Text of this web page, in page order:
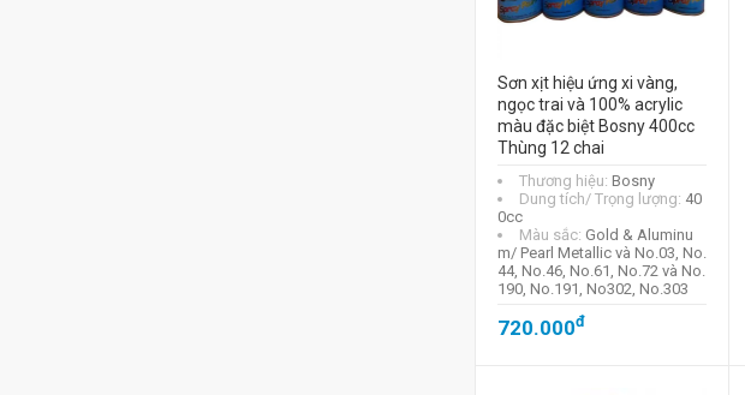
Sơn xịt hiệu ứng xi vàng,
ngọc trai và 100% acrylic
màu đặc biệt Bosny 400cc
Thùng 12 chai
Thương hiệu: Bosny
Dung tích/ Trọng lượng: 40
0cc
Màu sắc: Gold & Aluminu
m/ Pearl Metallic và No.03, No.
44, No.46, No.61, No.72 và No.
190, No.191, No302, No.303
720.000đ